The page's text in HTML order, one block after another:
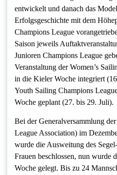
entwickelt und danach das
Erfolgsgeschichte mit dem
Champions League
Saison jeweils
Junioren Champions League
Veranstaltung der Women’s
in die Kieler Woche integriert
Youth Sailing Champions
Woche geplant (27. bis 29. Juli).
Bei der Generalversammlung
League Association) im
wurde die Ausweitung des
Frauen beschlossen, nun wurde
Woche gelegt. Bis zu 24